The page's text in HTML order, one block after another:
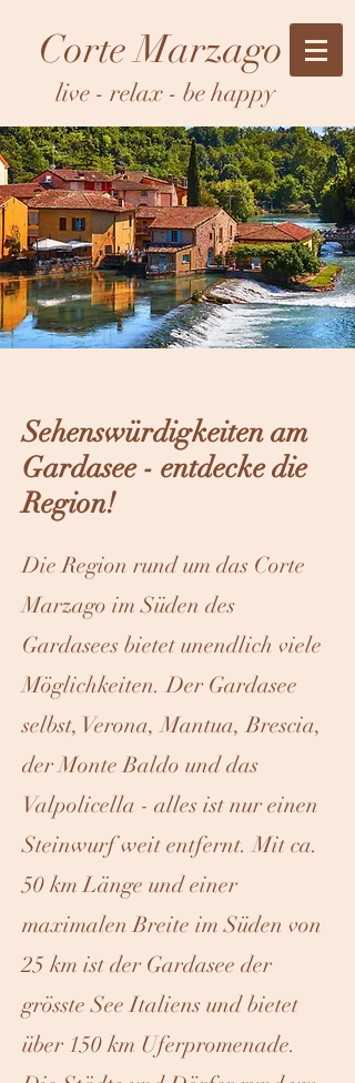
Corte Marzago
live - relax - be happy
Sehenswürdigkeiten am
Gardasee - entdecke die
Region!
Die Region rund um das Corte
Marzago im Süden des
Gardasees bietet unendlich viele
Möglichkeiten. Der Gardasee
selbst, Verona, Mantua, Brescia,
der Monte Baldo und das
Valpolicella - alles ist nur einen
Steinwurf weit entfernt. Mit ca.
50 km Länge und einer
maximalen Breite im Süden von
25 km ist der Gardasee der
grösste See Italiens und bietet
über 150 km Uferpromenade.